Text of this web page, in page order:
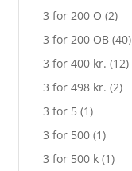
3 for 200 O (2)
3 for 200 OB (40)
3 for 400 kr. (12)
3 for 498 kr. (2)
3 for 5 (1)
3 for 500 (1)
3 for 500 k (1)